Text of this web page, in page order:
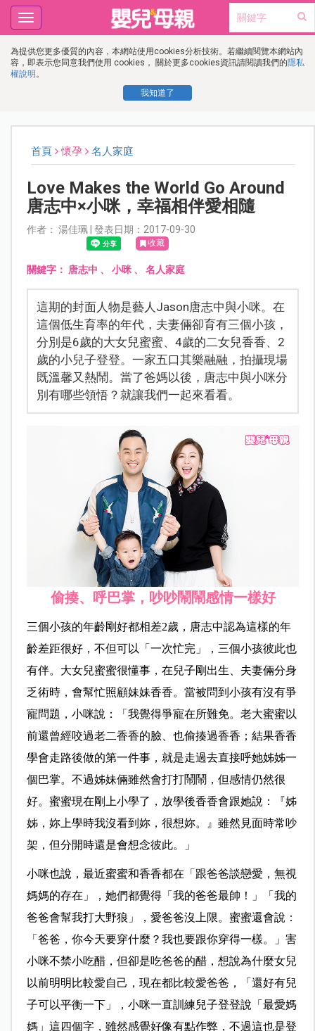
為提供您更多優質的內容，本網站使用cookies分析技術。若繼續閱覽本網站內
容，即表示您同意我們使用 cookies， 關於更多cookies資訊請閱讀我們的隱私
權說明 。
我知道了
Toggle
navigation
首頁 懷孕 名人家庭
Love Makes the World Go Around
唐志中×小咪，幸福相伴愛相隨
作者： 湯佳珮 | 發表日期：2017-09-30
收藏
關鍵字： 唐志中 、 小咪、 名人家庭
這期的封面人物是藝人Jason唐志中與小咪。在
這個低生育率的年代，夫妻倆卻育有三個小孩，
分別是6歲的大女兒蜜蜜、4歲的二女兒香香、2
歲的小兒子登登。一家五口其樂融融，拍攝現場
既溫馨又熱鬧。當了爸媽以後，唐志中與小咪分
別有哪些領悟？就讓我們一起來看看。
偷揍、呼巴掌，吵吵鬧鬧感情一樣好
三個小孩的年齡剛好都相差2歲，唐志中認為這樣的年
齡差距很好，不但可以「一次忙完」，三個小孩彼此也
有伴。大女兒蜜蜜很懂事，在兒子剛出生、夫妻倆分身
乏術時，會幫忙照顧妹妹香香。當被問到小孩有沒有爭
寵問題，小咪說：「我覺得爭寵在所難免。老大蜜蜜以
前還曾經咬過老二香香的臉、也偷揍過香香；結果香香
學會走路後做的第一件事，就是走過去直接呼她姊姊一
個巴掌。不過姊妹倆雖然會打打鬧鬧，但感情仍然很
好。蜜蜜現在剛上小學了，放學後香香會跟她說：『姊
姊，妳上學時我沒看到妳，很想妳。』雖然見面時常吵
架，但分開時還是會想念彼此。」
小咪也說，最近蜜蜜和香香都在「 跟爸爸談戀愛，無視
媽媽的存在 」，她們都覺得「我的爸爸最帥！」「我的
爸爸會幫我打大野狼」，愛爸爸沒上限。蜜蜜還會說：
「爸爸，你今天要穿什麼？我也要跟你穿得一樣。」害
小咪不禁小吃醋，但卻是吃爸爸的醋，想說為什麼女兒
以前明明比較愛自己，現在都比較愛爸爸，「還好有兒
子可以平衡一下」，小咪一直訓練兒子登登說「最愛媽
媽」這四個字，雖然感覺好像有點作弊，不過這也是登